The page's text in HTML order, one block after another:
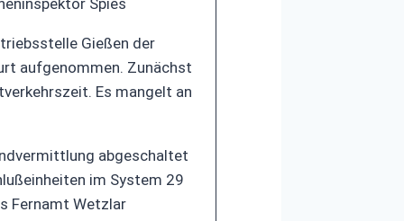
Spies
Gießen der
aufgenommen. Zunächst
Es mangelt an
abgeschaltet
im System 29
Fernamt Wetzlar